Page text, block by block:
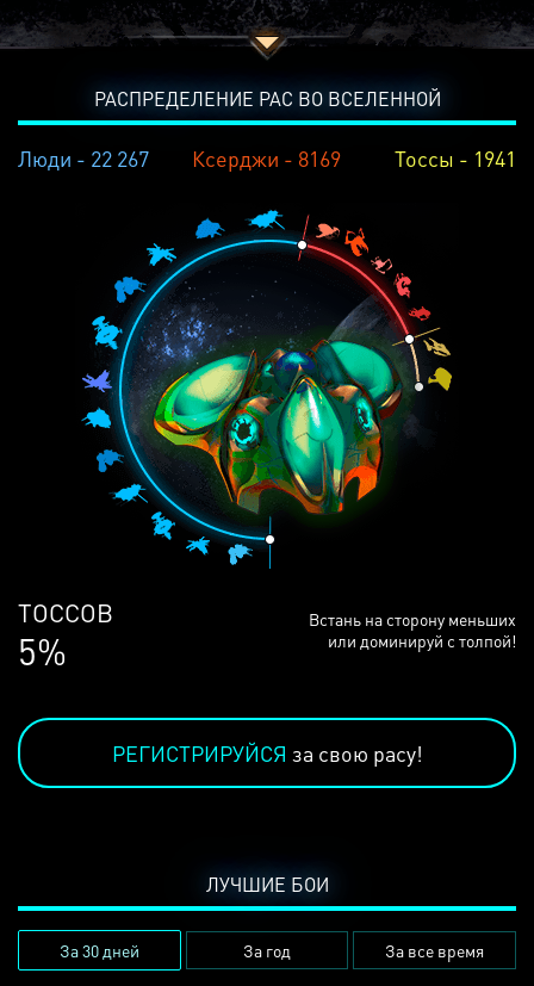
РАСПРЕДЕЛЕНИЕ РАС ВО ВСЕЛЕННОЙ
Люди - 22 267 Ксерджи - 8169 Тоссы - 1941
ЛЮДЕЙ
68%
Встань на сторону меньших
или доминируй с толпой!
РЕГИСТРИРУЙСЯ за свою расу!
ЛУЧШИЕ БОИ
За 30 дней За год За все время